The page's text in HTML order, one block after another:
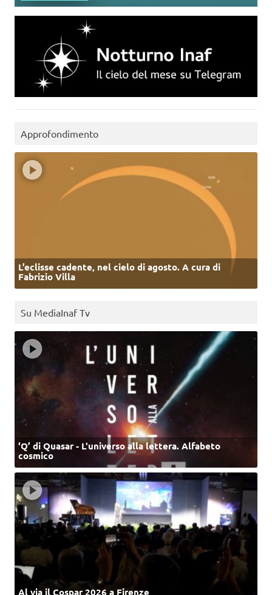
Approfondimento
L’eclisse cadente, nel cielo di agosto. A cura di
Fabrizio Villa
Su MediaInaf Tv
‘Q’ di Quasar - L'universo alla lettera. Alfabeto
cosmico
Al via il Cospar 2026 a Firenze